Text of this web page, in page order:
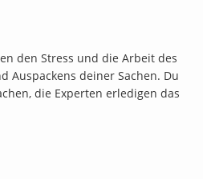
den Stress und die Arbeit des
Auspackens deiner Sachen. Du
die Experten erledigen das